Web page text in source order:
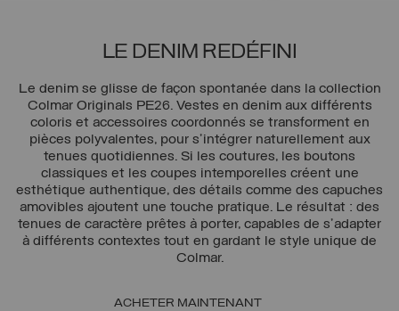
LE DENIM REDÉFINI
Le denim se glisse de façon spontanée dans la collection
Colmar Originals PE26. Vestes en denim aux différents
coloris et accessoires coordonnés se transforment en
pièces polyvalentes, pour s'intégrer naturellement aux
tenues quotidiennes. Si les coutures, les boutons
classiques et les coupes intemporelles créent une
esthétique authentique, des détails comme des capuches
amovibles ajoutent une touche pratique. Le résultat : des
tenues de caractère prêtes à porter, capables de s'adapter
à différents contextes tout en gardant le style unique de
Colmar.
ACHETER MAINTENANT